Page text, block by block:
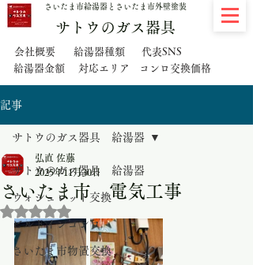
さいたま市給湯器とさいたま市外壁塗装
サトウのガス器具
会社概要 給湯器種類
代表SNS
給湯器金額
対応エリア コンロ交換価格
記事
サトウのガス器具 給湯器
ウォシュレット交換
ビルトインコンロ
さいたま市物置交換
サトウのガス器具 給湯器
さいたま市 電気工事
弘直 佐藤
2025年11月30日
5つ星のうちNaNと評価されています。